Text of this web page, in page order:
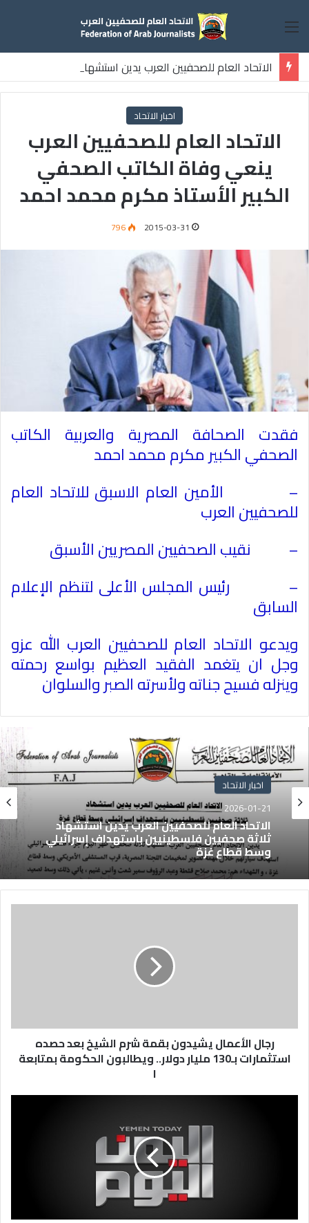
القائمة
الاتحاد العام للصحفيين العرب يدين استشهاد
ثلاثة صحفيين فلسطينيين باستهداف إسرائيلي وسط قطاع غزة
اخبار الاتحاد
الاتحاد العام للصحفيين العرب
ينعي وفاة الكاتب الصحفي
الكبير الأستاذ مكرم محمد احمد
2015-03-31
796
فقدت الصحافة المصرية والعربية الكاتب
الصحفي الكبير مكرم محمد احمد
– الأمين العام الاسبق للاتحاد العام
للصحفيين العرب
– نقيب الصحفيين المصريين الأسبق
– رئيس المجلس الأعلى لتنظم الإعلام
السابق
ويدعو الاتحاد العام للصحفيين العرب الله عزو
وجل ان يتغمد الفقيد العظيم بواسع رحمته
وينزله فسيح جناته ولأسرته الصبر والسلوان
اخبار الاتحاد
2026-01-21
الاتحاد العام للصحفيين العرب يدين استشهاد
ثلاثة صحفيين فلسطينيين باستهداف إسرائيلي
وسط قطاع غزة
رجال الأعمال يشيدون بقمة شرم الشيخ بعد حصده
استثمارات بـ130 مليار دولار.. ويطالبون الحكومة بمتابعة
ا